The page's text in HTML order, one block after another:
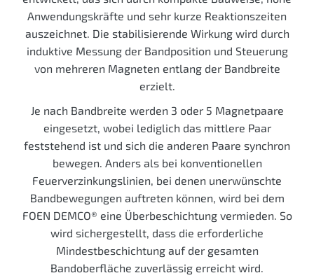
Anwendungskräfte und sehr kurze Reaktionszeiten
auszeichnet. Die stabilisierende Wirkung wird durch
induktive Messung der Bandposition und Steuerung
von mehreren Magneten entlang der Bandbreite
erzielt.
Je nach Bandbreite werden 3 oder 5 Magnetpaare
eingesetzt, wobei lediglich das mittlere Paar
feststehend ist und sich die anderen Paare synchron
bewegen. Anders als bei konventionellen
Feuerverzinkungslinien, bei denen unerwünschte
Bandbewegungen auftreten können, wird bei dem
FOEN DEMCO® eine Über­beschichtung vermieden. So
wird sichergestellt, dass die erforderliche
Mindestbeschichtung auf der gesamten
Bandoberfläche zuverlässig erreicht wird.